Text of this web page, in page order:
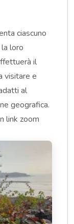
ciascuno
loro
il
visitare e
al
geografica.
link zoom